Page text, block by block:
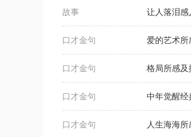
故事 让人落泪感
口才金句 爱的艺术所
口才金句 格局所感及
口才金句 中年觉醒经
口才金句 人生海海